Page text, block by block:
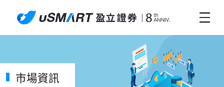
市場資訊